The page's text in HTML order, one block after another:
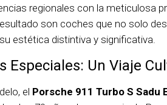
regionales con la meticulosa
son coches que no solo
estética distintiva y significativa.
Especiales: Un Viaje
el Porsche 911 Turbo S Sadu